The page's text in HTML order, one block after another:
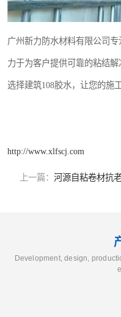
广州新力防水材料有限公司
力于为客户提供可靠的粘结解
选择建筑108胶水，让您的施
http://www.xlfscj.com
上一篇： 河源自粘卷材抗
Development, design,